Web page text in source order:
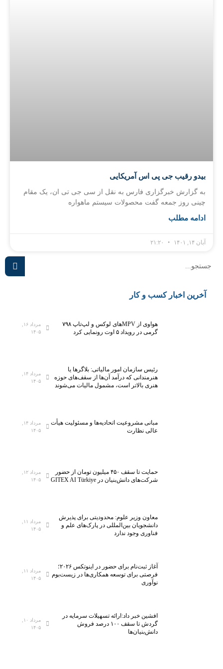
بیدو رقیب جی پی اس آمریکایی
به گزارش خبرگزاری فارس به نقل از سی جی تی ان، یک مقام
چینی روز جمعه گفت محصولات سیستم ماهواره
ادامه مطلب
آبان ۱۴, ۱۴۰۱
آخرین اخبار کسب و کار
هواوی از MPVهای لوکس و لپ‌تاپ ۷۹۸
گرمی در رویداد ۵ اوت رونمایی کرد
مرداد ۱۶,
۱۴۰۵
رئیس سازمان امور مالیاتی: بلاگر‌ها یا
هنرمندانی که درآمد آن‌ها از سقف‌های حوزه
هنری بالاتر است، مشمول مالیات می‌شوند
مرداد ۱۴,
۱۴۰۵
مبانی مشروعیت اتحادیه‌ها و مسئولیت هیأت
عالی نظارت
مرداد ۱۴,
۱۴۰۵
حمایت تا سقف ۴۵۰ میلیون تومان از حضور
شرکت‌های دانش‌بنیان در GITEX AI Türkiye
مرداد ۱۲,
۱۴۰۵
معاون وزیر علوم: محدودیتی برای پذیرش
دانشجویان بین‌المللی در پارک‌های علم و
فناوری وجود ندارد
مرداد ۱۱,
۱۴۰۵
آغاز ثبت‌نام برای حضور در اینوتکس ۲۰۲۶؛
فرصتی برای توسعه همکاری‌ها در زیست‌بوم
نوآوری
مرداد ۱۱,
۱۴۰۵
افشین خبر داد:ارائه تسهیلات سرمایه در
گردش تا سقف ۱۰۰ درصد فروش
دانش‌بنیان‌ها
مرداد ۱۰,
۱۴۰۵